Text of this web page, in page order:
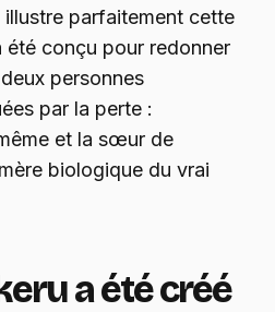
parfaitement cette
été conçu pour redonner
personnes
par la perte :
et la sœur de
biologique du vrai
a été créé